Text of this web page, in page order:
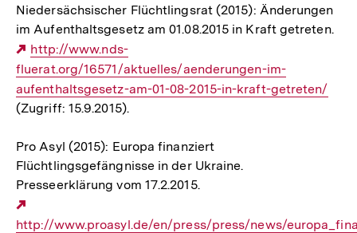
Niedersächsischer Flüchtlingsrat (2015): Änderungen
im Aufenthaltsgesetz am 01.08.2015 in Kraft getreten.
Externer
Link:
http://www.nds-
fluerat.org/16571/aktuelles/aenderungen-im-
aufenthaltsgesetz-am-01-08-2015-in-kraft-getreten/
(Zugriff: 15.9.2015).
Pro Asyl (2015): Europa finanziert
Flüchtlingsgefängnisse in der Ukraine.
Presseerklärung vom 17.2.2015.
Link:
http://www.proasyl.de/en/press/press/news/